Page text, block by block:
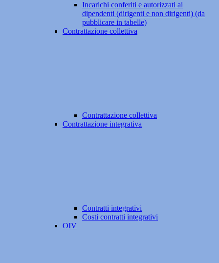
Incarichi conferiti e autorizzati ai
dipendenti (dirigenti e non dirigenti) (da
pubblicare in tabelle)
Contrattazione collettiva
Contrattazione collettiva
Contrattazione integrativa
Contratti integrativi
Costi contratti integrativi
OIV